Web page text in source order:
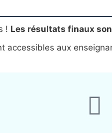
! Les résultats finaux
accessibles aux